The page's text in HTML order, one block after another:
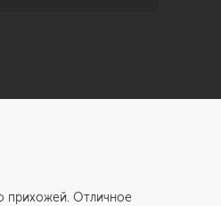
Отличное